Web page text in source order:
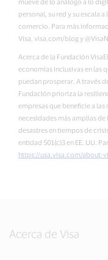
mueve de lo análogo a lo
personal, su red y su escala
comercio. Para más
Visa, visa.com/blog y
Acerca de la Fundación
economías inclusivas en las
puedan prosperar. A través
Fundación prioriza la
empresas que beneficie a
necesidades más amplias
desastres en tiempos de
entidad 501(c)3 en EE. UU.
https://usa.visa.com/about-
Acerca de Visa